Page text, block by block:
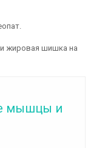
и жировая шишка на
мышцы и